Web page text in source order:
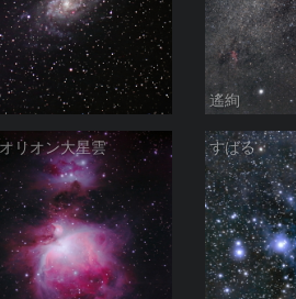
遙絢
リオン大星雲 すばる